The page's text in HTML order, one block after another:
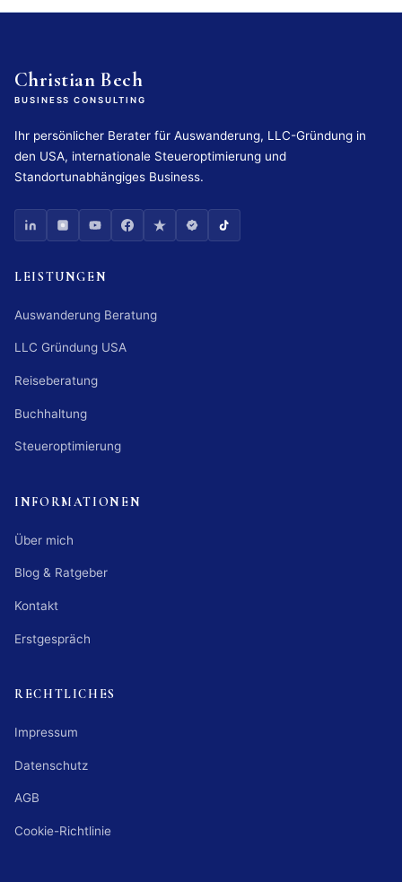
Christian Bech
BUSINESS CONSULTING
Ihr persönlicher Berater für Auswanderung, LLC-Gründung in
den USA, internationale Steueroptimierung und
Standortunabhängiges Business.
LEISTUNGEN
Auswanderung Beratung
LLC Gründung USA
Reiseberatung
Buchhaltung
Steueroptimierung
INFORMATIONEN
Über mich
Blog & Ratgeber
Kontakt
Erstgespräch
RECHTLICHES
Impressum
Datenschutz
AGB
Cookie-Richtlinie